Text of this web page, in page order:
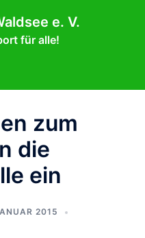
e. V.
für alle!
zum
die
ein
2015